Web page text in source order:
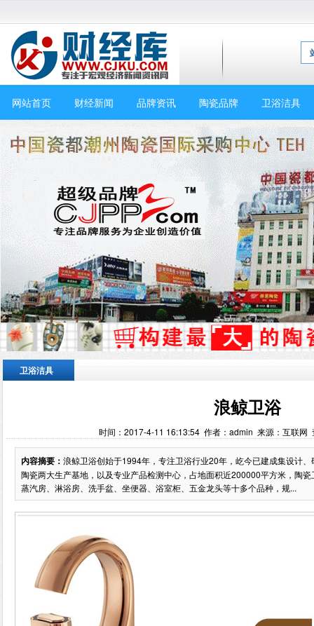
网站首页 财经新闻 品牌资讯 陶瓷品牌 卫浴洁具
卫浴洁具
浪鲸卫浴
时间：2017-4-11 16:13:54 作者：admin 来源：互联网
内容摘要： 浪鲸卫浴创始于1994年，专注卫浴行业20年，屹今已建成集设计
陶瓷两大生产基地，以及专业产品检测中心，占地面积近200000平方米，陶
蒸汽房、淋浴房、洗手盆、坐便器、浴室柜、五金龙头等十多个品种，规...